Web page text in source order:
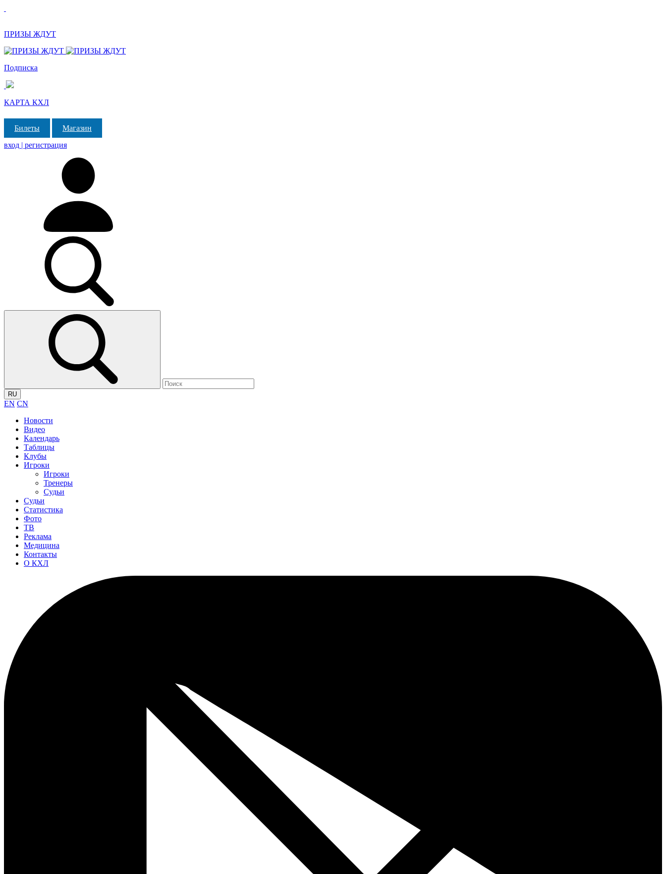
ПРИЗЫ ЖДУТ
Подписка
КАРТА КХЛ
Билеты
Магазин
вход | регистрация
RU
EN CN
Новости
Видео
Календарь
Таблицы
Клубы
Игроки
Игроки
Тренеры
Судьи
Судьи
Статистика
Фото
ТВ
Реклама
Медицина
Контакты
О КХЛ